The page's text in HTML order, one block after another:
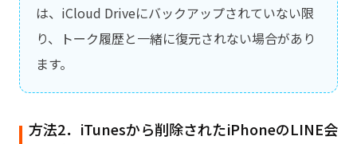
は、iCloud Driveにバックアップされていない限
り、トーク履歴と一緒に復元されない場合があり
ます。
方法2．iTunesから削除されたiPhoneのLINE会